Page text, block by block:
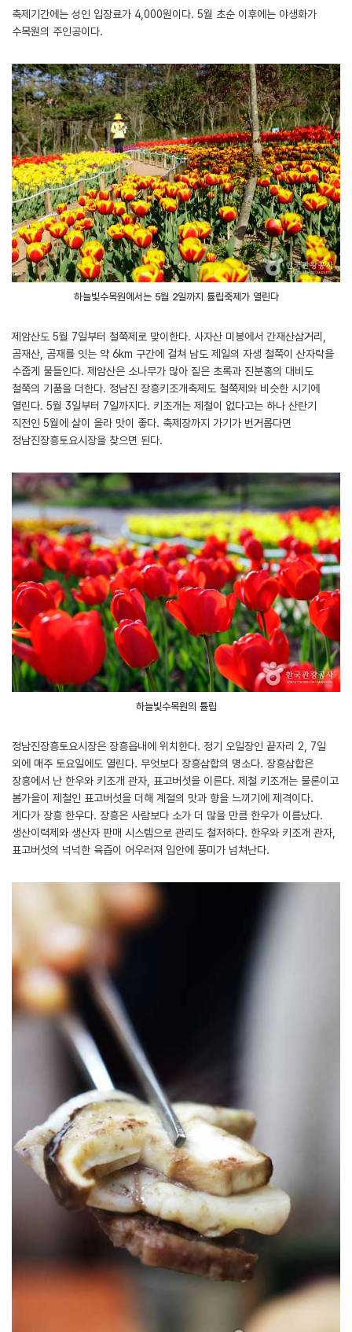
축제기간에는 성인 입장료가 4,000원이다. 5월 초순 이후에는 야생화가
수목원의 주인공이다.
하늘빛수목원에서는 5월 2일까지 튤립축제가 열린다
제암산도 5월 7일부터 철쭉제로 맞이한다. 사자산 미봉에서 간재산삼거리,
곰재산, 곰재를 잇는 약 6km 구간에 걸쳐 남도 제일의 자생 철쭉이 산자락을
수줍게 물들인다. 제암산은 소나무가 많아 짙은 초록과 진분홍의 대비도
철쭉의 기품을 더한다. 정남진 장흥키조개축제도 철쭉제와 비슷한 시기에
열린다. 5월 3일부터 7일까지다. 키조개는 제철이 없다고는 하나 산란기
직전인 5월에 살이 올라 맛이 좋다. 축제장까지 가기가 번거롭다면
정남진장흥토요시장을 찾으면 된다.
하늘빛수목원의 튤립
정남진장흥토요시장은 장흥읍내에 위치한다. 정기 오일장인 끝자리 2, 7일
외에 매주 토요일에도 열린다. 무엇보다 장흥삼합의 명소다. 장흥삼합은
장흥에서 난 한우와 키조개 관자, 표고버섯을 이른다. 제철 키조개는 물론이고
봄가을이 제철인 표고버섯을 더해 계절의 맛과 향을 느끼기에 제격이다.
게다가 장흥 한우다. 장흥은 사람보다 소가 더 많을 만큼 한우가 이름났다.
생산이력제와 생산자 판매 시스템으로 관리도 철저하다. 한우와 키조개 관자,
표고버섯의 넉넉한 육즙이 어우러져 입안에 풍미가 넘쳐난다.